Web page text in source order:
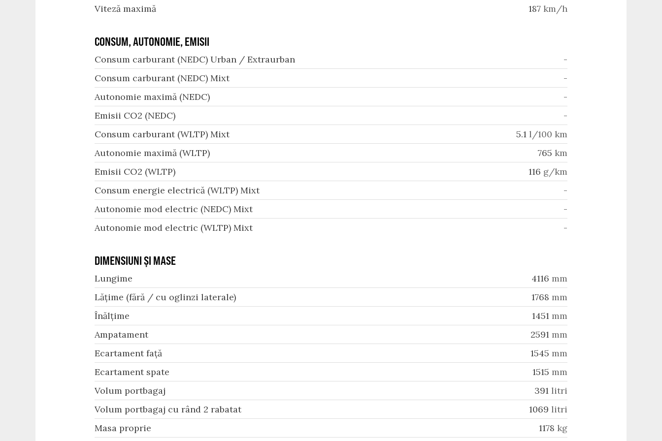
Viteză maximă 187 km/h
CONSUM, AUTONOMIE, EMISII
Consum carburant (NEDC) Urban / Extraurban
-
Consum carburant (NEDC) Mixt
-
Autonomie maximă (NEDC)
-
Emisii CO2 (NEDC)
-
Consum carburant (WLTP) Mixt
5.1 l/100 km
Autonomie maximă (WLTP)
765 km
Emisii CO2 (WLTP)
116 g/km
Consum energie electrică (WLTP) Mixt
-
Autonomie mod electric (NEDC) Mixt
-
Autonomie mod electric (WLTP) Mixt
-
DIMENSIUNI ȘI MASE
Lungime 4116 mm
Lățime (fără / cu oglinzi laterale)
1768 mm
Înălțime
1451 mm
Ampatament
2591 mm
Ecartament față
1545 mm
Ecartament spate
1515 mm
Volum portbagaj
391 litri
Volum portbagaj cu rând 2 rabatat
1069 litri
Masa proprie
1178 kg